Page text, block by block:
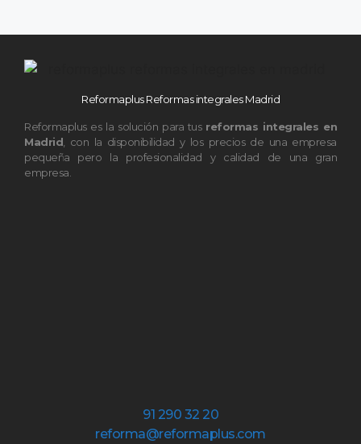
Reformaplus Reformas integrales Madrid
Reformaplus es la solución para tus reformas integrales en
Madrid, con la disponibilidad y los precios de una empresa
pequeña pero la profesionalidad y calidad de una gran
empresa.
91 290 32 20
reforma@reformaplus.com